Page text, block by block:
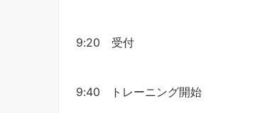
9:20 受付
9:40 トレーニング開始